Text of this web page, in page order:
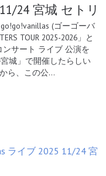
24 宮城 セトリ
(ゴーゴーバ
TOUR 2025-2026」と
サート ライブ 公演を
城」で開催したらしい
ら、この公…